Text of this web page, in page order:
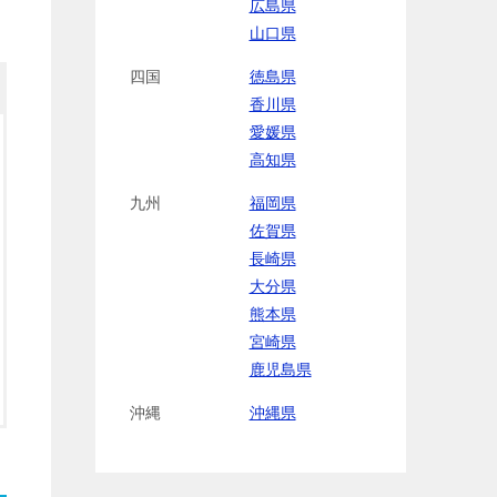
広島県
山口県
四国
徳島県
香川県
愛媛県
高知県
九州
福岡県
佐賀県
長崎県
大分県
熊本県
宮崎県
鹿児島県
沖縄 沖縄県